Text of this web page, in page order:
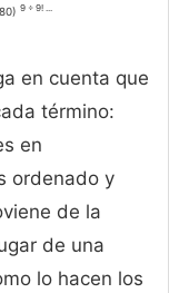
9 ÷ 9! ...
en cuenta que
término:
en
ordenado y
de la
de una
lo hacen los